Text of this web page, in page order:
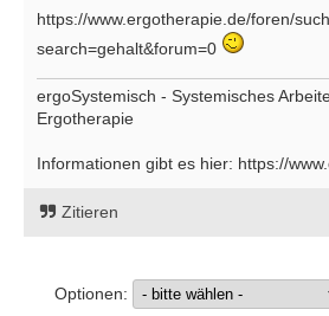
https://www.ergotherapie.de/foren/
search=gehalt&forum=0
ergoSystemisch - Systemisches
Ergotherapie
Informationen gibt es hier: https://
Zitieren
Optionen: